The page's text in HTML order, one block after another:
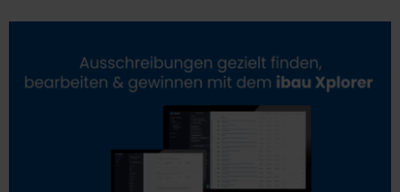
Euskirchen
Flensburg
Frankfurt (Oder)